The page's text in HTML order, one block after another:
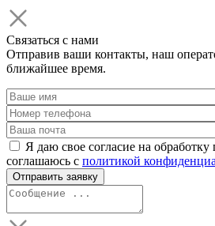
Связаться с нами
Отправив ваши контакты, наш
ближайшее время.
Я даю свое согласие на
соглашаюсь с политикой